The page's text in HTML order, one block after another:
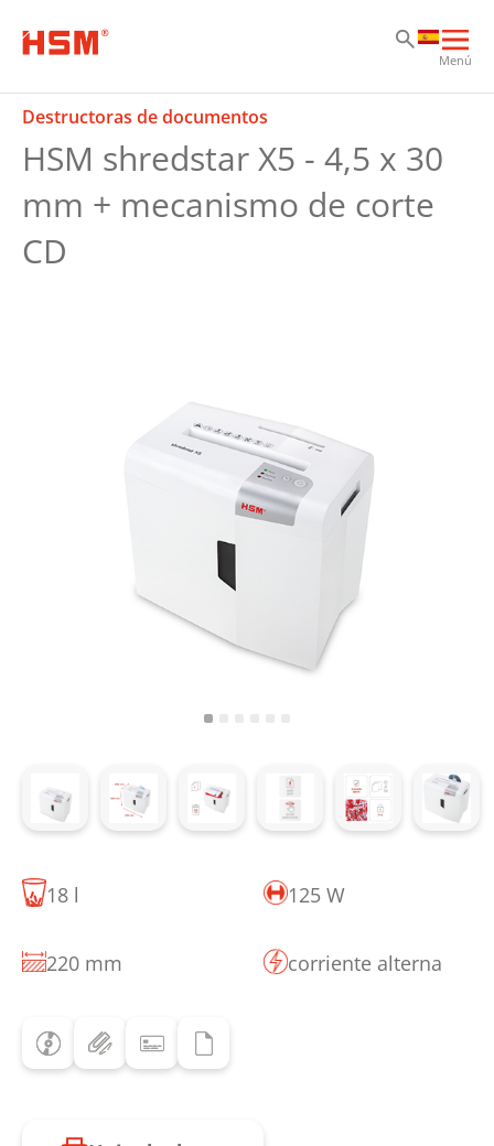
Menú
Destructoras de documentos
HSM shredstar X5 - 4,5 x 30
mm + mecanismo de corte
CD
18 l 125 W
220 mm corriente alterna